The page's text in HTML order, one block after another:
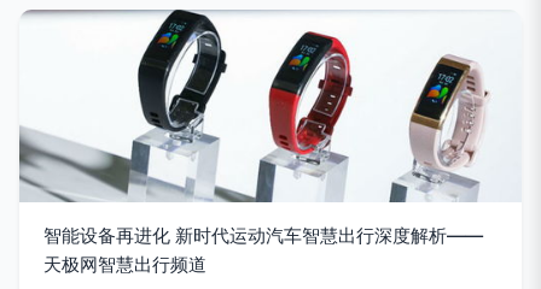
智能设备再进化 新时代运动汽车智慧出行深度解析——
天极网智慧出行频道